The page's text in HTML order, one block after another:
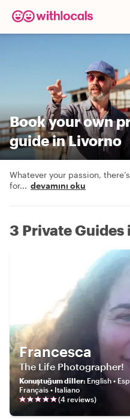
Book your own
guide in Livorno
Whatever your passion,
for... devamını oku
3 Private Guides
Francesca
The Life Photographer!
Konuştuğum diller: English •
Français • Italiano
(4 reviews)